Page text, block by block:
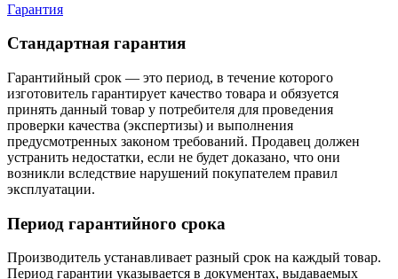
Гарантия
Стандартная гарантия
Гарантийный срок — это период, в течение которого
изготовитель гарантирует качество товара и обязуется
принять данный товар у потребителя для проведения
проверки качества (экспертизы) и выполнения
предусмотренных законом требований. Продавец должен
устранить недостатки, если не будет доказано, что они
возникли вследствие нарушений покупателем правил
эксплуатации.
Период гарантийного срока
Производитель устанавливает разный срок на каждый товар.
Период гарантии указывается в документах, выдаваемых